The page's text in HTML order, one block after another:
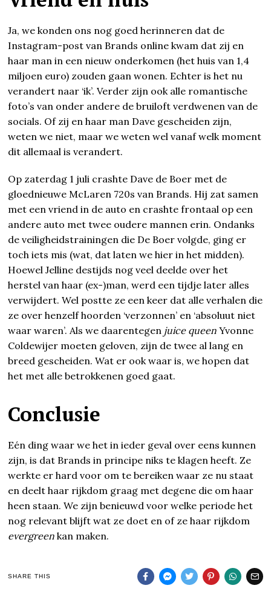
Ja, we konden ons nog goed herinneren dat de
Instagram-post van Brands online kwam dat zij en
haar man in een nieuw onderkomen (het huis van 1,4
miljoen euro) zouden gaan wonen. Echter is het nu
verandert naar ‘ik’. Verder zijn ook alle romantische
foto’s van onder andere de bruiloft verdwenen van de
socials. Of zij en haar man Dave gescheiden zijn,
weten we niet, maar we weten wel vanaf welk moment
dit allemaal is verandert.
Op zaterdag 1 juli crashte Dave de Boer met de
gloednieuwe McLaren 720s van Brands. Hij zat samen
met een vriend in de auto en crashte frontaal op een
andere auto met twee oudere mannen erin. Ondanks
de veiligheidstrainingen die De Boer volgde, ging er
toch iets mis (wat, dat laten we hier in het midden).
Hoewel Jelline destijds nog veel deelde over het
herstel van haar (ex-)man, werd een tijdje later alles
verwijdert. Wel postte ze een keer dat alle verhalen die
ze over henzelf hoorden ‘verzonnen’ en ‘absoluut niet
waar waren’. Als we daarentegen juice queen Yvonne
Coldewijer moeten geloven, zijn de twee al lang en
breed gescheiden. Wat er ook waar is, we hopen dat
het met alle betrokkenen goed gaat.
Conclusie
Eén ding waar we het in ieder geval over eens kunnen
zijn, is dat Brands in principe niks te klagen heeft. Ze
werkte er hard voor om te bereiken waar ze nu staat
en deelt haar rijkdom graag met degene die om haar
heen staan. We zijn benieuwd voor welke periode het
nog relevant blijft wat ze doet en of ze haar rijkdom
evergreenkan maken.
SHARE THIS